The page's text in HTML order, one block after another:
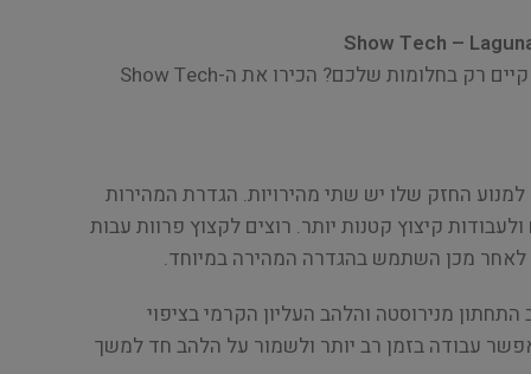
Show Tech –
משוכנעים שטרימר רב תכליתי קיים רק בחלומות שלכם? הכירו את ה-Show Tech
החזק שלו יש שתי מהירויות. הגדרת המהירות
קיצוץ קטנות יותר. רוצים לקצוץ פרוות עבות
לאחר מכן השתמש בהגדרה המהירה במיוחד.
מנירוסטה והלהב העליון הקרמי בציפוי
עבודה בזמן רב יותר ולשמור על הלהב חד למשך